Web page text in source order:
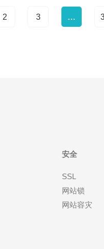
2 3 …
安全
SSL
网站锁
网站容灾